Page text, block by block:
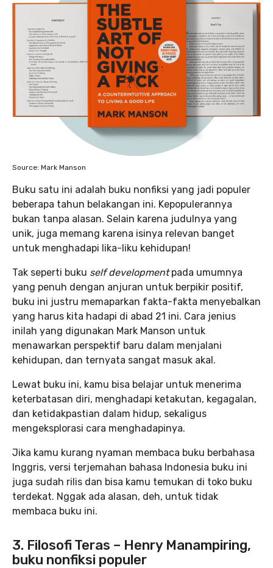
Source: Mark Manson
Buku satu ini adalah buku nonfiksi yang jadi populer
beberapa tahun belakangan ini. Kepopulerannya
bukan tanpa alasan. Selain karena judulnya yang
unik, juga memang karena isinya relevan banget
untuk menghadapi lika-liku kehidupan!
Tak seperti buku self developmentpada umumnya
yang penuh dengan anjuran untuk berpikir positif,
buku ini justru memaparkan fakta-fakta menyebalkan
yang harus kita hadapi di abad 21 ini. Cara jenius
inilah yang digunakan Mark Manson untuk
menawarkan perspektif baru dalam menjalani
kehidupan, dan ternyata sangat masuk akal.
Lewat buku ini, kamu bisa belajar untuk menerima
keterbatasan diri, menghadapi ketakutan, kegagalan,
dan ketidakpastian dalam hidup, sekaligus
mengeksplorasi cara menghadapinya.
Jika kamu kurang nyaman membaca buku berbahasa
Inggris, versi terjemahan bahasa Indonesia buku ini
juga sudah rilis dan bisa kamu temukan di toko buku
terdekat. Nggak ada alasan, deh, untuk tidak
membaca buku ini.
3. Filosofi Teras – Henry Manampiring,
buku nonfiksi populer